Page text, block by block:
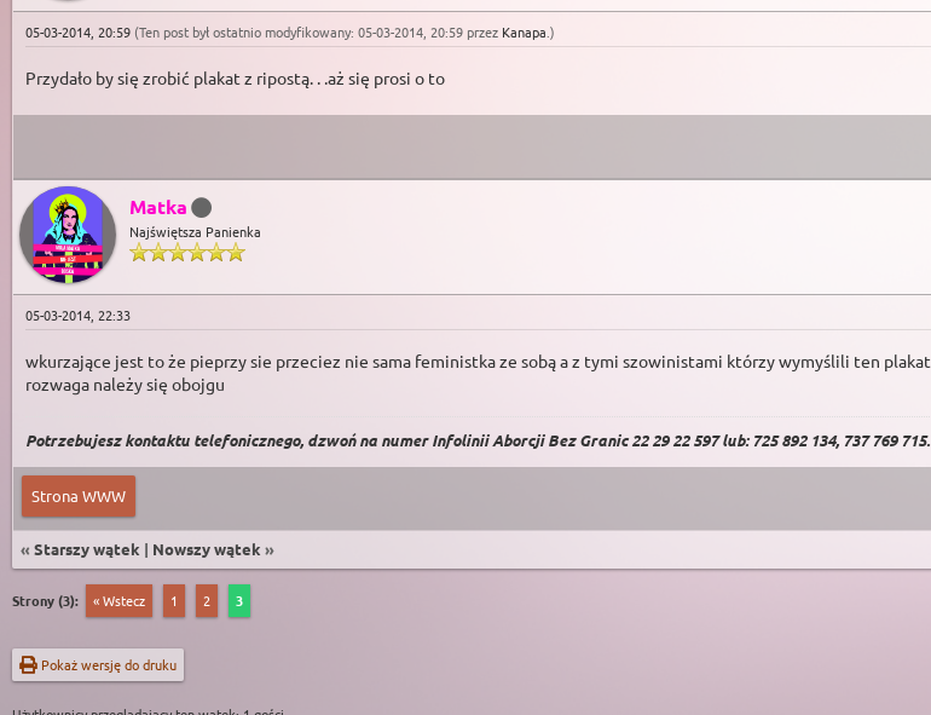
05-03-2014, 20:59 (Ten post był ostatnio modyfikowany: 05-03-2014, 20:59 przez Kanapa )
Przydało by się zrobić plakat z ripostą. . .aż się prosi o to
Matka
Najświętsza Panienka
05-03-2014, 22:33
wkurzające jest to że pieprzy sie przeciez nie sama feministka ze sobą a z tymi szowinistami którzy wymyślili ten plakat
rozwaga należy się obojgu
Potrzebujesz kontaktu telefonicznego, dzwoń na numer Infolinii Aborcji Bez Granic 22 29 22 597 lub: 725 892 134, 737 769 715.
Strona WWW
« Starszy wątek | Nowszy wątek »
Strony (3): « Wstecz 1 2 3
Pokaż wersję do druku